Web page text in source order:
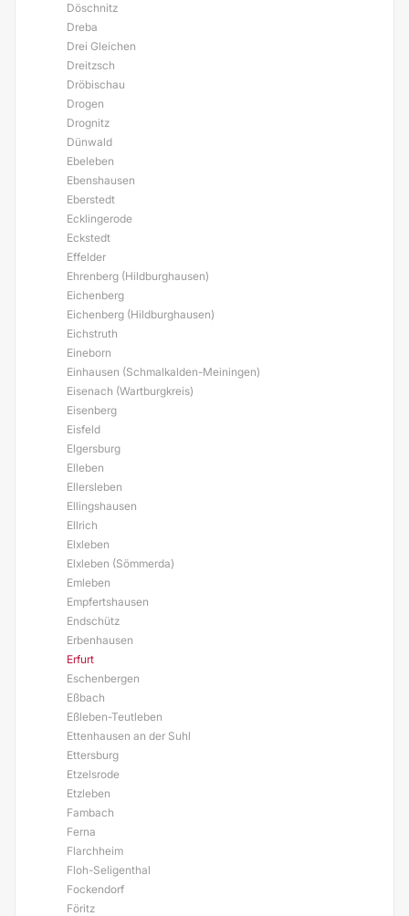
Döschnitz
Dreba
Drei Gleichen
Dreitzsch
Dröbischau
Drogen
Drognitz
Dünwald
Ebeleben
Ebenshausen
Eberstedt
Ecklingerode
Eckstedt
Effelder
Ehrenberg (Hildburghausen)
Eichenberg
Eichenberg (Hildburghausen)
Eichstruth
Eineborn
Einhausen (Schmalkalden-Meiningen)
Eisenach (Wartburgkreis)
Eisenberg
Eisfeld
Elgersburg
Elleben
Ellersleben
Ellingshausen
Ellrich
Elxleben
Elxleben (Sömmerda)
Emleben
Empfertshausen
Endschütz
Erbenhausen
Erfurt
Eschenbergen
Eßbach
Eßleben-Teutleben
Ettenhausen an der Suhl
Ettersburg
Etzelsrode
Etzleben
Fambach
Ferna
Flarchheim
Floh-Seligenthal
Fockendorf
Föritz